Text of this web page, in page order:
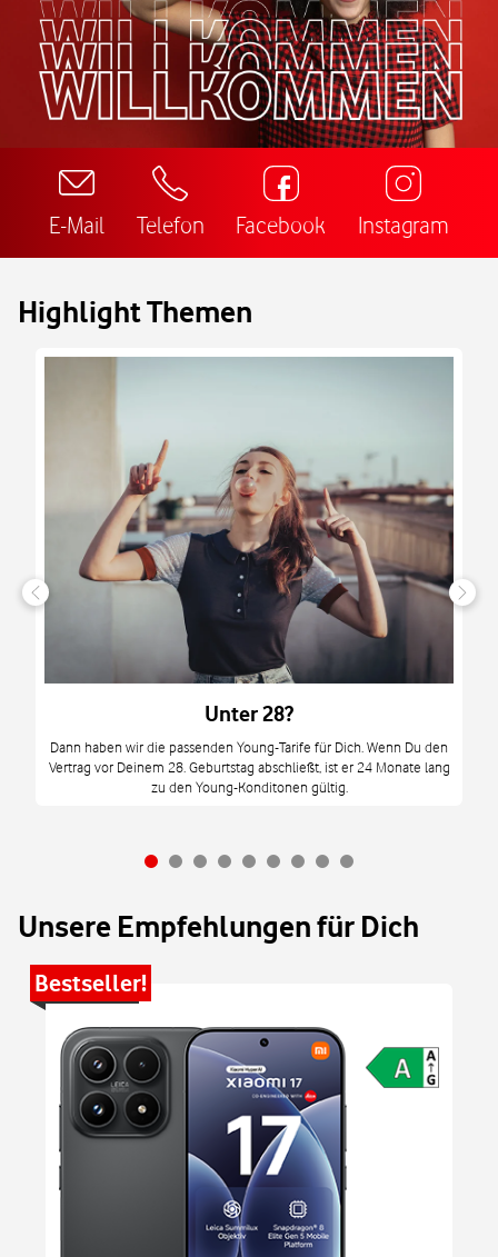
E-Mail Telefon Facebook Instagram
Highlight Themen
Unter 28?
Dann haben wir die passenden Young-Tarife für Dich. Wenn Du den
Vertrag vor Deinem 28. Geburtstag abschließt, ist er 24 Monate lang
zu den Young-Konditonen gültig.
Unsere Empfehlungen für Dich
Bestseller!